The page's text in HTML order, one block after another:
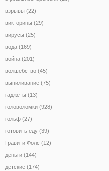
взрывы (22)
викторины (29)
вирусы (25)
вода (169)
война (201)
волшебство (45)
выпиливание (75)
гаджеты (13)
головоломки (928)
гольф (27)
готовить еду (39)
Гравити Фолс (12)
деньги (144)
детские (174)